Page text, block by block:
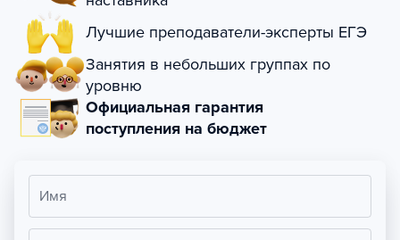
Лучшие преподаватели-эксперты ЕГЭ
Занятия в небольших группах по
уровню
Официальная гарантия
поступления на бюджет
Имя